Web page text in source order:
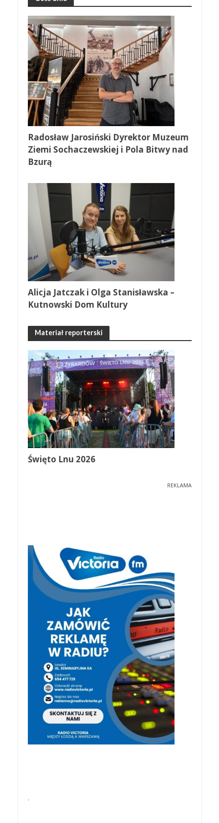
Radosław Jarosiński Dyrektor Muzeum
Ziemi Sochaczewskiej i Pola Bitwy nad
Bzurą
Alicja Jatczak i Olga Stanisławska –
Kutnowski Dom Kultury
Materiał reporterski
Święto Lnu 2026
REKLAMA
.